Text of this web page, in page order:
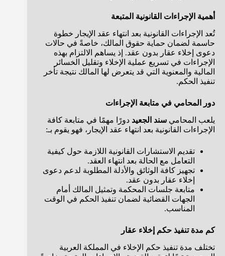
أهمية الإجراءات القانونية المتبعة
تُعد الإجراءات القانونية بعد انتهاء عقد الإيجار خطوة
حاسمة لضمان حماية حقوق المالك، خاصةً في حالات
دعوى إخلاء عقار بدون عقد. إذ يساهم الالتزام بهذه
الإجراءات في تسريع عملية الإخلاء وتقليل الخسائر
المالية والمعنوية التي قد يتعرض لها المالك نتيجة تأخر
تنفيذ الحكم.
دور المحامي في متابعة الإجراءات
يلعب المحامي سند الجعيد دورًا مهمًا في متابعة كافة
الإجراءات القانونية بعد انتهاء عقد الإيجار، فهو يقوم بـ:
تقديم الاستشارات القانونية اللازمة حول كيفية
التعامل مع الحالة بعد انتهاء العقد.
تجهيز كافة الوثائق والأدلة المطلوبة لدعم دعوى
إخلاء عقار بدون عقد.
متابعة جلسات المحكمة وتمثيل المالك أمام
الجهات القضائية لضمان تنفيذ الحكم في الوقت
المناسب.
كم مدة تنفيذ حكم إخلاء عقار
تختلف مدة تنفيذ حكم الإخلاء في المملكة العربية